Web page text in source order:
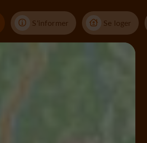
S'informer Se loger